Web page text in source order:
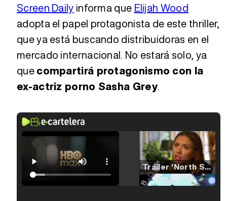
Screen Daily informa que Elijah Wood
adopta el papel protagonista de este thriller,
que ya está buscando distribuidoras en el
mercado internacional. No estará solo, ya
quecompartirá protagonismo con la
ex-actriz porno Sasha Grey.
Tráiler 'North Star' (2023)